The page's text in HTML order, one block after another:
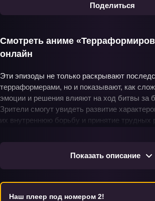
Поделиться
Смотреть аниме
онлайн
Эти эпизоды не только раскрывают
терраформерами, но и показывают, как
эмоции и решения влияют на ход битвы за
Зрители смогут увидеть развитие
их внутреннюю борьбу и принятие трудных
глубокий психологизм персонажей делают
незабываемым опытом для всех
Показать описание
Наш плеер под номером 2!